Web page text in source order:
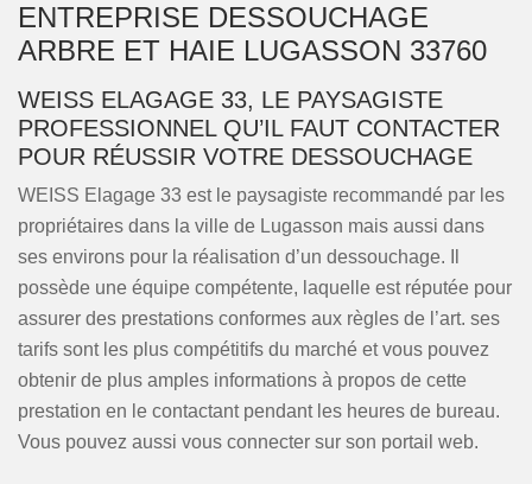
ENTREPRISE DESSOUCHAGE
ARBRE ET HAIE LUGASSON 33760
WEISS ELAGAGE 33, LE PAYSAGISTE
PROFESSIONNEL QU’IL FAUT CONTACTER
POUR RÉUSSIR VOTRE DESSOUCHAGE
WEISS Elagage 33 est le paysagiste recommandé par les
propriétaires dans la ville de Lugasson mais aussi dans
ses environs pour la réalisation d’un dessouchage. Il
possède une équipe compétente, laquelle est réputée pour
assurer des prestations conformes aux règles de l’art. ses
tarifs sont les plus compétitifs du marché et vous pouvez
obtenir de plus amples informations à propos de cette
prestation en le contactant pendant les heures de bureau.
Vous pouvez aussi vous connecter sur son portail web.